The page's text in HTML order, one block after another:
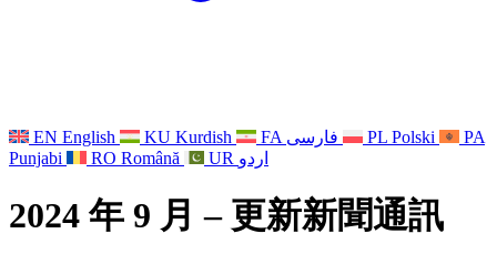
EN English KU Kurdish FA فارسی PL Polski
PA
Punjabi
RO Română UR اردو
2024 年 9 月 – 更新新聞通訊